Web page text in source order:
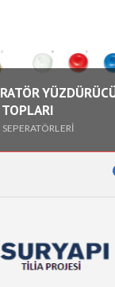
YÜZDÜRÜCÜ